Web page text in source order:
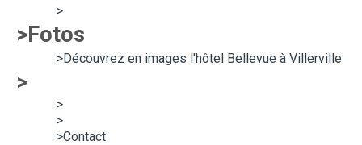
>
>Fotos
>Découvrez en images l'hôtel Bellevue à Villerville
>
>
>
>Contact